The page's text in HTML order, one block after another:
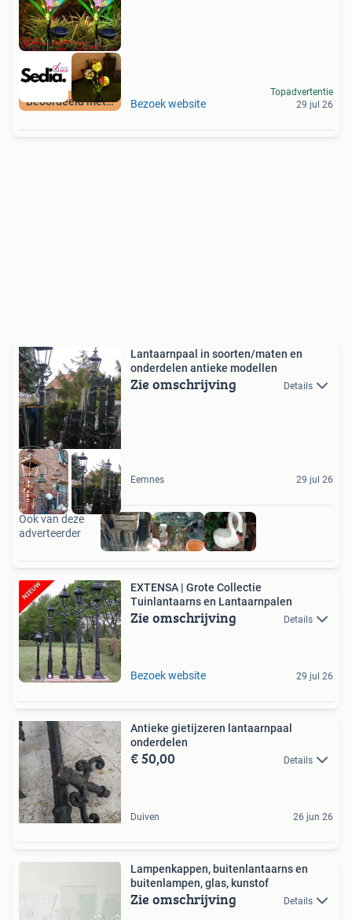
Beoordeeld met 9+ Bezoek website
Topadvertentie
29 jul 26
Lantaarnpaal in soorten/maten en
onderdelen antieke modellen
Zie omschrijving Details
Eemnes 29 jul 26
Ook van deze
adverteerder
EXTENSA | Grote Collectie
Tuinlantaarns en Lantaarnpalen
Zie omschrijving Details
Bezoek website 29 jul 26
Antieke gietijzeren lantaarnpaal
onderdelen
€ 50,00 Details
Duiven 26 jun 26
Lampenkappen, buitenlantaarns en
buitenlampen, glas, kunstof
Zie omschrijving Details